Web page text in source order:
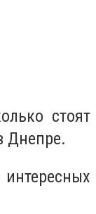
стоят
Днепре.